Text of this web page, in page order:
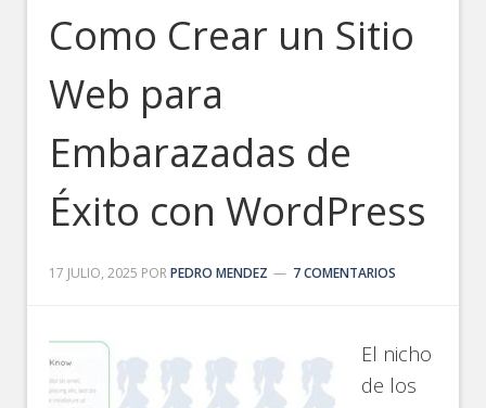
Como Crear un Sitio
Web para
Embarazadas de
Éxito con WordPress
17 JULIO, 2025 PORPEDRO MENDEZ 7 COMENTARIOS
El nicho
de los